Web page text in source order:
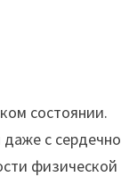
состоянии.
с
физической